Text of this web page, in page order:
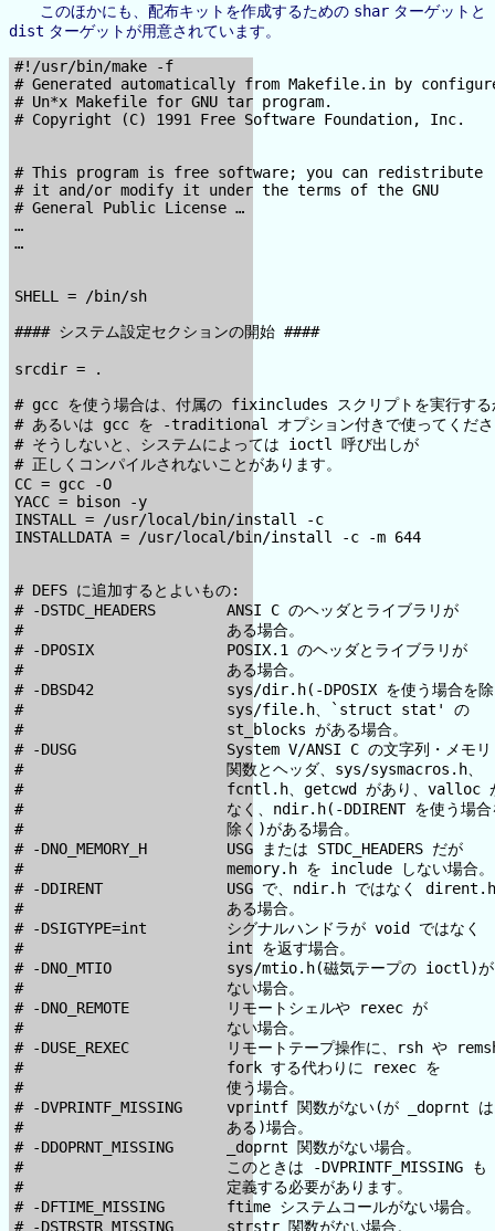
このほかにも、配布キットを作成するための shar ターゲットと
dist ターゲットが用意されています。
#!/usr/bin/make -f
# Generated automatically from Makefile.in by
# Un*x Makefile for GNU tar program.
# Copyright (C) 1991 Free Software Foundation, Inc.
# This program is free software; you can redistribute
# it and/or modify it under the terms of the GNU
# General Public License …
…
…
SHELL = /bin/sh
#### システム設定セクションの開始 ####
srcdir = .
# gcc を使う場合は、付属の fixincludes スクリプトを実行する
# あるいは gcc を -traditional オプション付きで使ってくださ
# そうしないと、システムによっては ioctl 呼び出しが
# 正しくコンパイルされないことがあります。
CC = gcc -O
YACC = bison -y
INSTALL = /usr/local/bin/install -c
INSTALLDATA = /usr/local/bin/install -c -m 644
# DEFS に追加するとよいもの:
# -DSTDC_HEADERS        ANSI C のヘッダとライブラリが
#                       ある場合。
# -DPOSIX               POSIX.1 のヘッダとライブラリが
#                       ある場合。
# -DBSD42               sys/dir.h(-DPOSIX を使う場合を除
#                       sys/file.h、`struct stat' の
#                       st_blocks がある場合。
# -DUSG                 System V/ANSI C の文字列・メモリ
#                       関数とヘッダ、sys/sysmacros.h、
#                       fcntl.h、getcwd があり、valloc
#                       なく、ndir.h(-DDIRENT を使う場合
#                       除く)がある場合。
# -DNO_MEMORY_H         USG または STDC_HEADERS だが
#                       memory.h を include しない場合。
# -DDIRENT              USG で、ndir.h ではなく
#                       ある場合。
# -DSIGTYPE=int         シグナルハンドラが void ではなく
#                       int を返す場合。
# -DNO_MTIO             sys/mtio.h(磁気テープの ioctl)が
#                       ない場合。
# -DNO_REMOTE           リモートシェルや rexec が
#                       ない場合。
# -DUSE_REXEC           リモートテープ操作に、rsh や
#                       fork する代わりに rexec を
#                       使う場合。
# -DVPRINTF_MISSING     vprintf 関数がない(が _doprnt は
#                       ある)場合。
# -DDOPRNT_MISSING      _doprnt 関数がない場合。
#                       このときは -DVPRINTF_MISSING も
#                       定義する必要があります。
# -DFTIME_MISSING       ftime システムコールがない場合。
# -DSTRSTR_MISSING      strstr 関数がない場合。